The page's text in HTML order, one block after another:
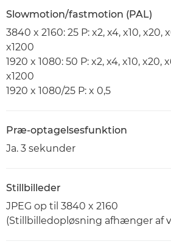
Slowmotion/fastmotion (PAL)
3840 x 2160: 25 P: x2, x4, x10, x20,
x1200
1920 x 1080: 50 P: x2, x4, x10, x20,
x1200
1920 x 1080/25 P: x 0,5
Præ-optagelsesfunktion
Ja. 3 sekunder
Stillbilleder
JPEG op til 3840 x 2160
(Stillbilledopløsning afhænger af